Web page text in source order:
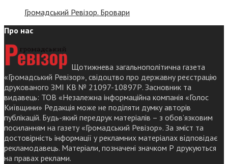
Громадський Ревізор. Бровари
Про нас
Щотижнева загальнополітична газета
«Громадський Ревізор», свідоцтво про державну реєстрацію
друкованого ЗМІ КВ № 21097-10897Р. Засновник та
видавець: ТОВ «Незалежна інформаційна компанія «Голос
Київщини» Редакція може не поділяти думку авторів
публікацій. Будь-який передрук матеріалів – з обов’язковим
посиланням на газету «Громадський Ревізор». За зміст та
достовірність інформації у рекламних матеріалах відповідає
рекламодавець. Матеріали, позначені значком Р друкуються
на правах реклами.